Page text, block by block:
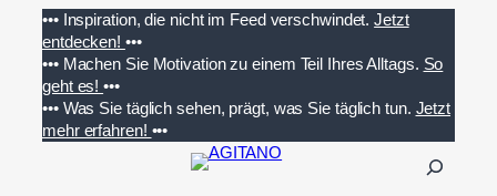
Inhalt
springen
••• Inspiration, die nicht im Feed verschwindet. Jetzt
entdecken! •••
••• Machen Sie Motivation zu einem Teil Ihres Alltags. So
geht es!•••
••• Was Sie täglich sehen, prägt, was Sie täglich tun. Jetzt
mehr erfahren! •••